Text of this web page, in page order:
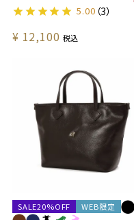
¥ 12,100 税込
5.00 （3）
SALE20%OFF WEB限定